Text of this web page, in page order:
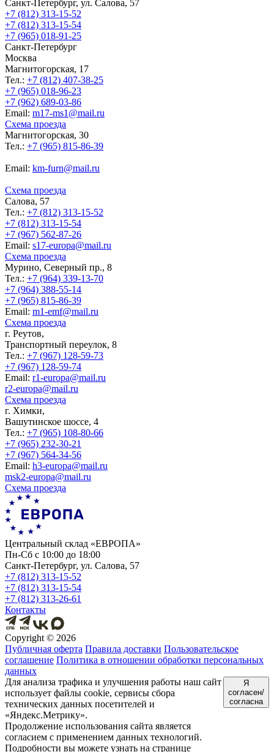
Санкт-Петербург, ул. Салова, 57
+7 (812) 313-15-52
+7 (812) 313-15-54
+7 (965) 018-91-25
Санкт-Петербург
Москва
Магнитогорская, 17
Тел.: +7 (812) 407-38-25
+7 (965) 018-96-23
+7 (962) 689-03-86
Еmail: m17-ms1@mail.ru
Схема проезда
Магнитогорская, 30
Тел.: +7 (965) 815-86-39
Еmail: km-furn@mail.ru
Схема проезда
Салова, 57
Тел.: +7 (812) 313-15-52
+7 (812) 313-15-54
+7 (967) 562-87-26
Еmail: s17-europa@mail.ru
Схема проезда
Мурино, Северный пр., 8
Тел.: +7 (964) 339-13-70
+7 (964) 388-55-14
+7 (965) 815-86-39
Еmail: m1-emf@mail.ru
Схема проезда
г. Реутов,
Транспортный переулок, 8
Тел.: +7 (967) 128-59-73
+7 (967) 128-59-74
Еmail: r1-europa@mail.ru
r2-europa@mail.ru
Схема проезда
г. Химки,
Вашутинское шоссе, 4
Тел.: +7 (965) 108-80-66
+7 (965) 232-30-21
+7 (967) 564-34-56
Еmail: h3-europa@mail.ru
msk2-europa@mail.ru
Схема проезда
Центральный склад «ЕВРОПА»
Пн-Сб с 10:00 до 18:00
Санкт-Петербург, ул. Салова, 57
+7 (812) 313-15-52
+7 (812) 313-15-54
+7 (812) 313-26-61
Контакты
Copyright © 2026
Публичная оферта Правила доставки Пользовательское
соглашение Политика в отношении обработки персональных
данных
Для анализа трафика и улучшения работы наш сайт
использует файлы cookie, сервисы сбора
технических данных посетителей и
«Яндекс.Метрику».
Продолжение использования сайта является
согласием с применением данных технологий.
Подробности вы можете узнать на странице
Я
согласен/
согласна